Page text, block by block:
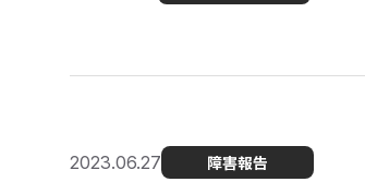
2023.06.27 障害報告